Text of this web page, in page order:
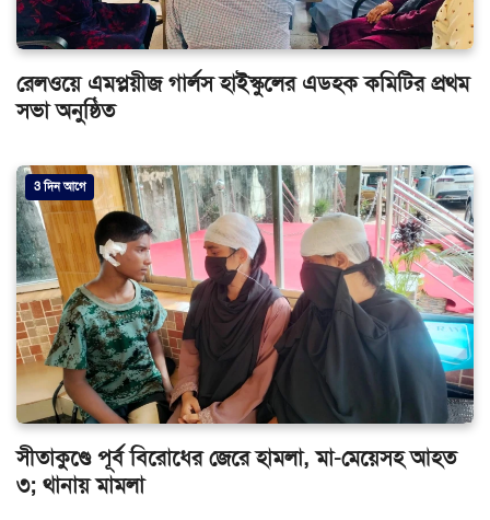
রেলওয়ে এমপ্লয়ীজ গার্লস হাইস্কুলের এডহক কমিটির প্রথম
সভা অনুষ্ঠিত
3 দিন আগে
সীতাকুণ্ডে পূর্ব বিরোধের জেরে হামলা, মা-মেয়েসহ আহত
৩; থানায় মামলা